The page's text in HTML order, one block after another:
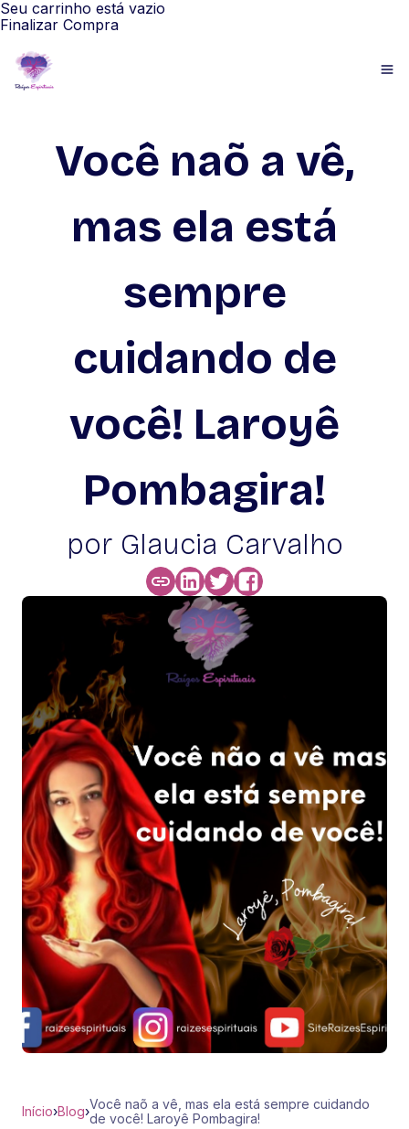
Seu carrinho está vazio
Finalizar Compra
Você naõ a vê,
mas ela está
sempre
cuidando de
você! Laroyê
Pombagira!
por Glaucia Carvalho
Início›Blog›Você naõ a vê, mas ela está sempre cuidando
de você! Laroyê Pombagira!